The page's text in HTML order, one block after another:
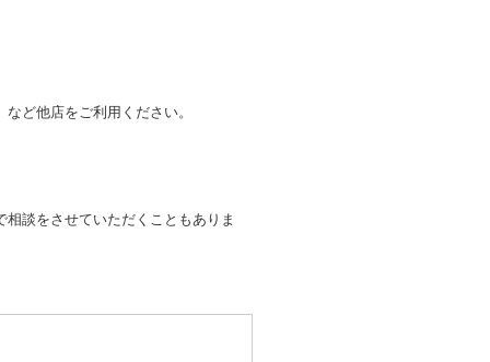
ど他店をご利用ください。
談をさせていただくこともありま